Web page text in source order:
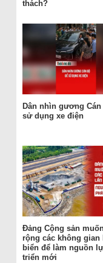
thách?
Dân nhìn gương Cán
sử dụng xe điện
Đảng Cộng sản
rộng các không gian
biển để làm nguồn
triển mới